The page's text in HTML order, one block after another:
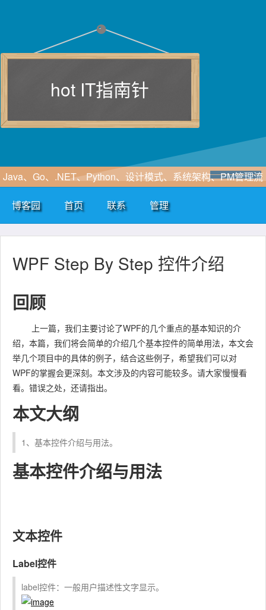
hot IT指南针
Java、Go、.NET、Python、设计模式、系统架构、PM管理流
WF、SAAS、EIP、ERP、HIS、B2B、B2C、CRM、OA等行
业咨询及解决方案
博客园 首页 联系 管理
WPF Step By Step 控件介绍
回顾
上一篇，我们主要讨论了WPF的几个重点的基本知识的介
绍，本篇，我们将会简单的介绍几个基本控件的简单用法，本文会
举几个项目中的具体的例子，结合这些例子，希望我们可以对
WPF的掌握会更深刻。本文涉及的内容可能较多。请大家慢慢看
看。错误之处，还请指出。
本文大纲
1、基本控件介绍与用法。
基本控件介绍与用法
文本控件
Label控件
label控件：一般用户描述性文字显示。